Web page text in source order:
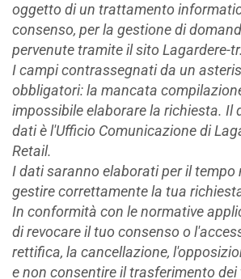
oggetto di un trattamento
consenso, per la gestione di
pervenute tramite il sito Lagardere-
I campi contrassegnati da un
obbligatori: la mancata
impossibile elaborare la richiesta. Il
dati è l'Ufficio Comunicazione di
Retail.
I dati saranno elaborati per il tempo
gestire correttamente la tua
In conformità con le normative
di revocare il tuo consenso o
rettifica, la cancellazione,
e non consentire il trasferimento